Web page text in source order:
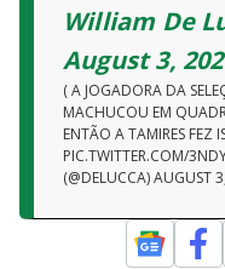
William De
August 3,
( A JOGADORA DA
MACHUCOU EM
ENTÃO A TAMIRES
PIC.TWITTER.COM/
(@DELUCCA) AUGUST